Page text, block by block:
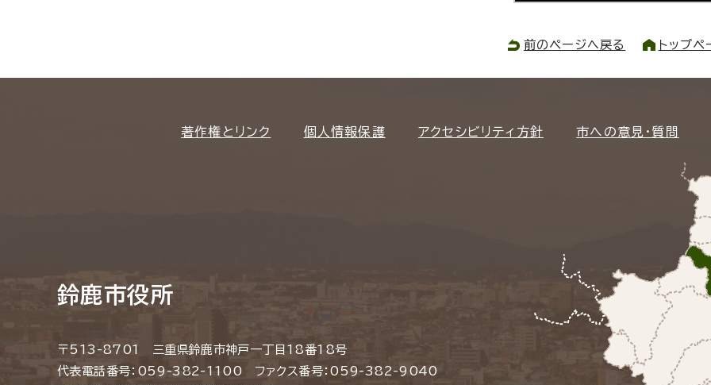
前のページへ戻る トップ
著作権とリンク 個人情報保護 アクセシビリティ方針 市への意見・質問
鈴鹿市役所
〒513-8701 三重県鈴鹿市神戸一丁目18番18号
代表電話番号：059-382-1100 ファクス番号：059-382-9040